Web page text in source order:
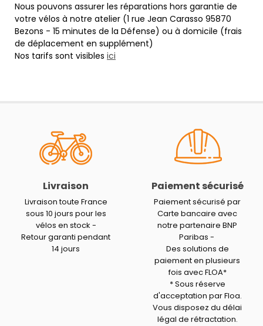
Nous pouvons assurer les réparations hors garantie de
votre vélos à notre atelier (1 rue Jean Carasso 95870
Bezons - 15 minutes de la Défense) ou à domicile (frais
de déplacement en supplément)
Nos tarifs sont visibles ici
Livraison
Livraison toute France
sous 10 jours pour les
vélos en stock -
Retour garanti pendant
14 jours
Paiement sécurisé
Paiement sécurisé par
Carte bancaire avec
notre partenaire BNP
Paribas -
Des solutions de
paiement en plusieurs
fois avec FLOA*
* Sous réserve
d'acceptation par Floa.
Vous disposez du délai
légal de rétractation.